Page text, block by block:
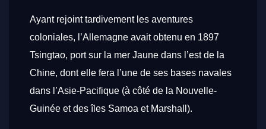
Ayant rejoint tardivement les aventures
coloniales, l’Allemagne avait obtenu en 1897
Tsingtao, port sur la mer Jaune dans l’est de la
Chine, dont elle fera l’une de ses bases navales
dans l’Asie-Pacifique (à côté de la Nouvelle-
Guinée et des îles Samoa et Marshall).